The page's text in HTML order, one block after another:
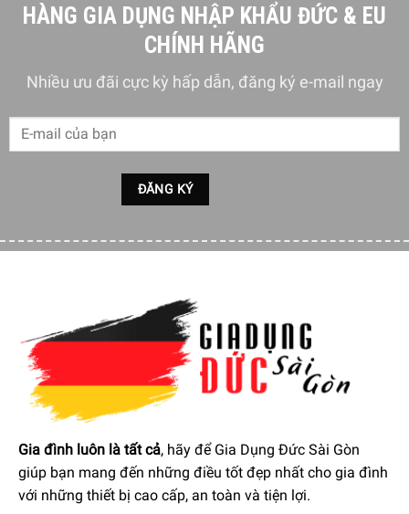
Hiệu suất dẫn đầu
Tủ lạnh Smeg FAB50RCRB5 được xếp hạng A ++ về hiệu
quả sử dụng năng lượng, Hơn nữa, Smeg FAB50RCRB5
cũng chỉ yêu cầu quy trình bảo dưỡng tối thiểu nhờ hệ
thống lưu thông không khí không đóng băng ngăn ngừa
bị đèn LED cho các ngăn được chiếu sáng tốt và hệ thống
Fresh Zone giúp bảo quản thực phẩm tươi sống một cách
tối ưu.
HÀNG GIA DỤNG NHẬP KHẨU ĐỨC & EU
CHÍNH HÃNG
Nhiều ưu đãi cực kỳ hấp dẫn, đăng ký e-mail ngay
Gia đình luôn là tất cả, hãy để Gia Dụng Đức Sài Gòn
giúp bạn mang đến những điều tốt đẹp nhất cho gia đình
với những thiết bị cao cấp, an toàn và tiện lợi.